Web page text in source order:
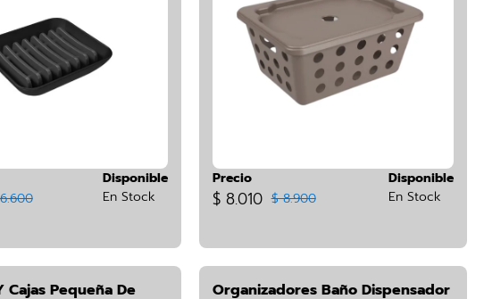
Disponible
En Stock
Precio
$ 8.010 $ 8.900
Disponible
En Stock
Cajas Pequeña De
Organizadores Baño Dispensador